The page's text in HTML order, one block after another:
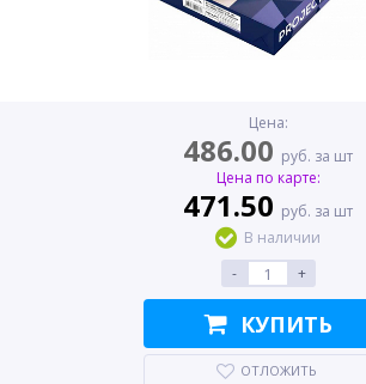
Цена:
486.00 руб. за шт
Цена по карте:
471.50 руб. за шт
В наличии
-
+
КУПИТЬ
ОТЛОЖИТЬ